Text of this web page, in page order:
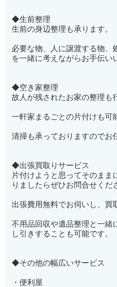
◆生前整理
生前の身辺整理も承ります。
必要な物、人に譲渡する物、
を一緒に考えながらお手伝い
◆空き家整理
故人が残されたお家の整理も
一軒家まるごとの片付けも可
清掃も承っておりますのでお
◆出張買取りサービス
片付けようと思ってそのまま
りましたらぜひお問合せくだ
出張費用無料でお伺いし、買
不用品回収や遺品整理と一緒
し引きすることも可能です。
◆その他の幅広いサービス
・便利屋